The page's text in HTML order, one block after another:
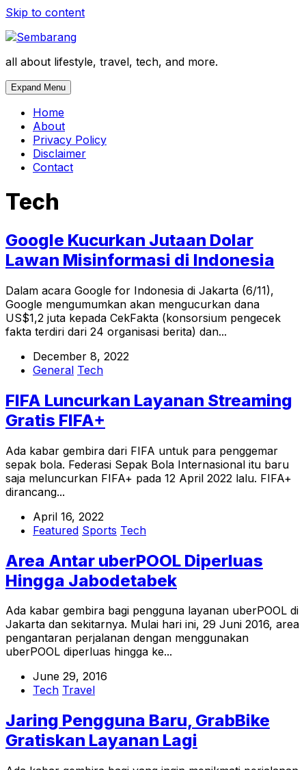
Skip to content
all about lifestyle, travel, tech, and more.
Expand Menu
Home
About
Privacy Policy
Disclaimer
Contact
Tech
Google Kucurkan Jutaan Dolar
Lawan Misinformasi di Indonesia
Dalam acara Google for Indonesia di Jakarta (6/11),
Google mengumumkan akan mengucurkan dana
US$1,2 juta kepada CekFakta (konsorsium pengecek
fakta terdiri dari 24 organisasi berita) dan...
December 8, 2022
General Tech
FIFA Luncurkan Layanan Streaming
Gratis FIFA+
Ada kabar gembira dari FIFA untuk para penggemar
sepak bola. Federasi Sepak Bola Internasional itu baru
saja meluncurkan FIFA+ pada 12 April 2022 lalu. FIFA+
dirancang...
April 16, 2022
Featured Sports Tech
Area Antar uberPOOL Diperluas
Hingga Jabodetabek
Ada kabar gembira bagi pengguna layanan uberPOOL di
Jakarta dan sekitarnya. Mulai hari ini, 29 Juni 2016, area
pengantaran perjalanan dengan menggunakan
uberPOOL diperluas hingga ke...
June 29, 2016
Tech Travel
Jaring Pengguna Baru, GrabBike
Gratiskan Layanan Lagi